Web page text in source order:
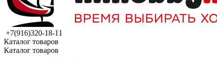
+7(916)320-18-11
Каталог товаров
Каталог товаров